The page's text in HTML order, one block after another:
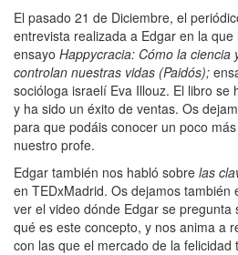
El pasado 21 de Diciembre, el
entrevista realizada a Edgar en la
ensayo Happycracia: Cómo la ciencia
controlan nuestras vidas (Paidós);
socióloga israelí Eva Illouz. El libro se
y ha sido un éxito de ventas. Os
para que podáis conocer un poco
nuestro profe.
Edgar también nos habló sobre las
en TEDxMadrid. Os dejamos también
ver el video dónde Edgar se
qué es este concepto, y nos anima a
con las que el mercado de la felicidad